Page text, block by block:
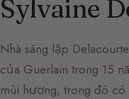
Sylvaine
Nhà sáng lập
của Guerlain trong 15
mùi hương, trong đó có